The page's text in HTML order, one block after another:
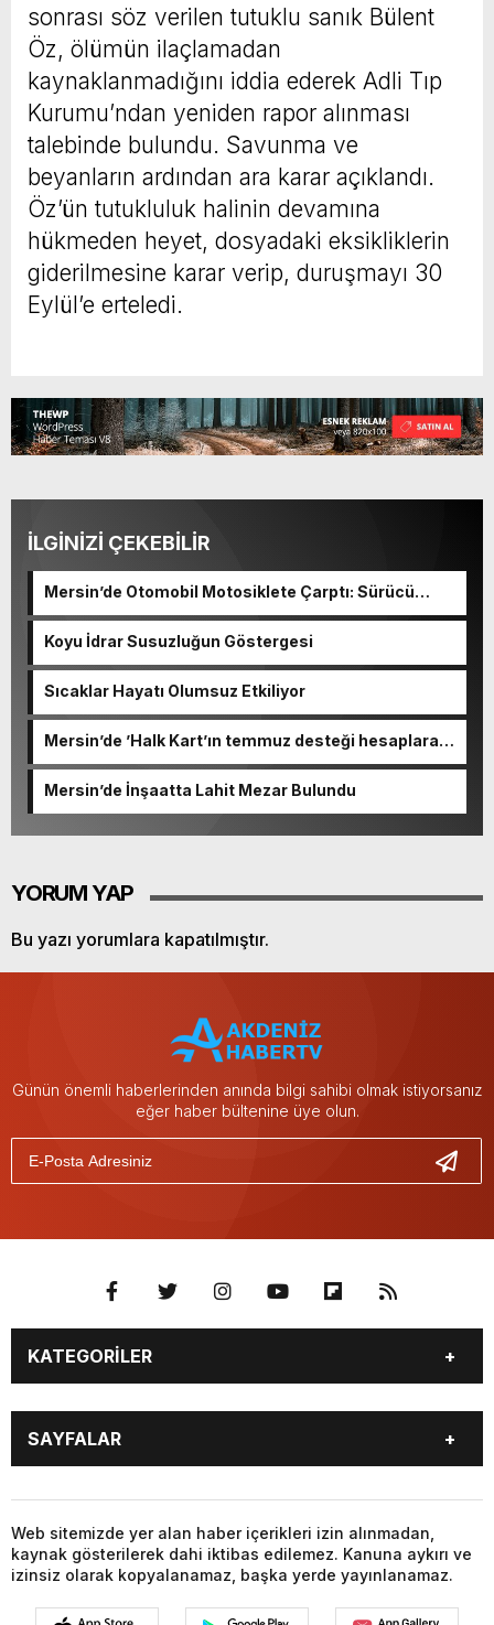
sonrası söz verilen tutuklu sanık Bülent
Öz, ölümün ilaçlamadan
kaynaklanmadığını iddia ederek Adli Tıp
Kurumu’ndan yeniden rapor alınması
talebinde bulundu. Savunma ve
beyanların ardından ara karar açıklandı.
Öz’ün tutukluluk halinin devamına
hükmeden heyet, dosyadaki eksikliklerin
giderilmesine karar verip, duruşmayı 30
Eylül’e erteledi.
İLGİNİZİ ÇEKEBİLİR
Mersin’de Otomobil Motosiklete Çarptı: Sürücü
Koyu İdrar Susuzluğun Göstergesi
Sıcaklar Hayatı Olumsuz Etkiliyor
Mersin’de ’Halk Kart’ın temmuz desteği hesaplara
Mersin’de İnşaatta Lahit Mezar Bulundu
YORUM YAP
Bu yazı yorumlara kapatılmıştır.
Günün önemli haberlerinden anında bilgi sahibi olmak istiyorsanız
eğer haber bültenine üye olun.
KATEGORİLER
GÜNDEM
SEKTÖR ÖZEL
DÜNYA
EKONOMİ
SPOR
SAYFALAR
DÜNYA
SİYASET
EKONOMİ
SPOR
Web sitemizde yer alan haber içerikleri izin alınmadan,
kaynak gösterilerek dahi iktibas edilemez. Kanuna aykırı ve
izinsiz olarak kopyalanamaz, başka yerde yayınlanamaz.